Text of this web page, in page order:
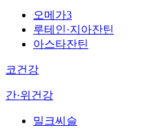
오메가3
루테인·지아잔틴
아스타잔틴
코건강
간·위건강
밀크씨슬